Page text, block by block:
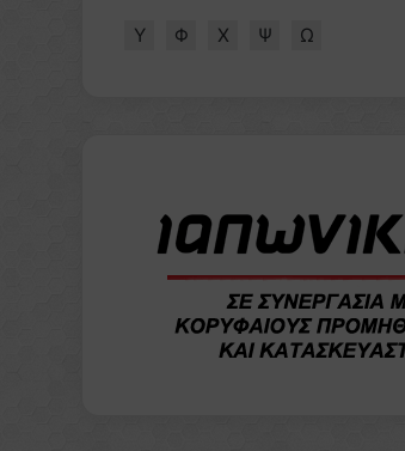
Υ Φ Χ Ψ Ω